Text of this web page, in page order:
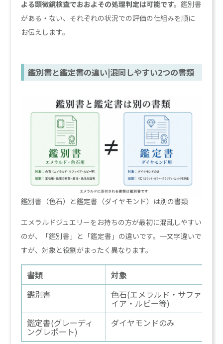
よる顕微鏡検査でおおよその処理判定は可能です。鑑別書
がある・ない、それぞれの状況での評価の仕組みを順に
お伝えします。
鑑別書と鑑定書の違い|混同しやすい2つの書類
鑑別書（色石）と鑑定書（ダイヤモンド）は別の書類
エメラルドジュエリーをお持ちの方が最初に混乱しやすい
のが、「鑑別書」と「鑑定書」の違いです。一文字違いで
すが、対象と役割がまったく異なります。
書類 対象
鑑別書
色石(エメラルド・サファ
イア・ルビー等)
鑑定書(グレーディ
ングレポート)
ダイヤモンドのみ